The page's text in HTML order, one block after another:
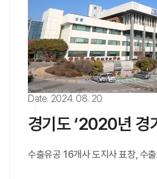
# 동물진단 # 분자진단키트
Date. 2024. 08. 20
수출유공 16개사 도지사 표창, 수